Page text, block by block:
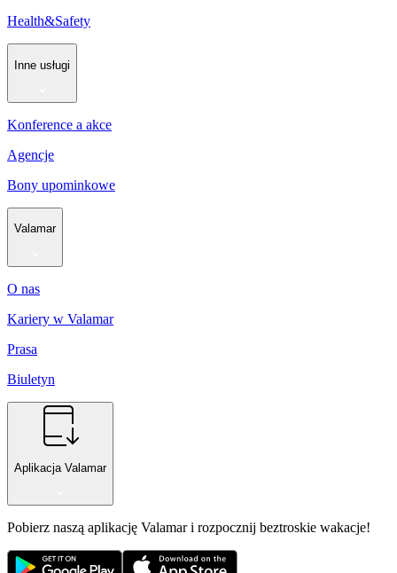
Health&Safety
Inne usługi
Konference a akce
Agencje
Bony upominkowe
Valamar
O nas
Kariery w Valamar
Prasa
Biuletyn
Aplikacja Valamar
Pobierz naszą aplikację Valamar i rozpocznij beztroskie wakacje!